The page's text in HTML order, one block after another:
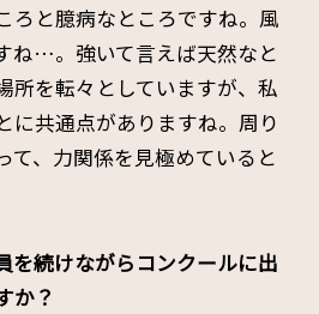
ろと臆病なところですね。風
ね…。強いて言えば天然なと
所を転々としていますが、私
に共通点がありますね。周り
て、力関係を見極めていると
を続けながらコンクールに出
か？